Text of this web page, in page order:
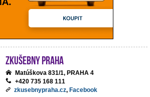
Zkušebny Praha
Matúškova 831/1, PRAHA 4
+420 735 168 111
zkusebnypraha.cz, Facebook